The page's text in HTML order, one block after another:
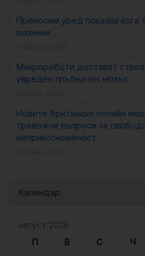
Преносим уред показва кога
мазнини
Микророботи доставят
увреден гръбначен мозък
Новите британски онлайн
тревожни въпроси за
неприкосновеност
Календар
август 2026
П
В С Ч